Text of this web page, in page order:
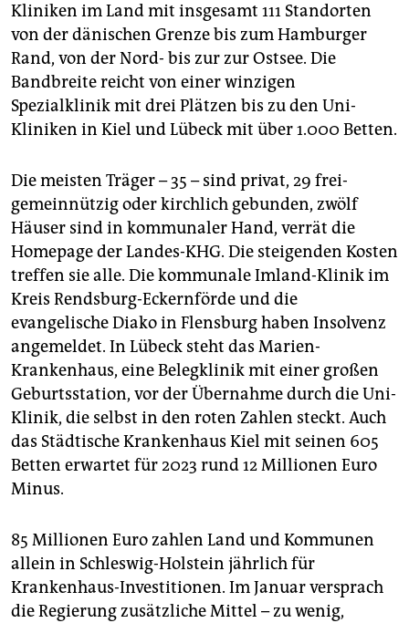
Kliniken im Land mit insgesamt 111 Standorten
von der dänischen Grenze bis zum Hamburger
Rand, von der Nord- bis zur zur Ostsee. Die
Bandbreite reicht von einer winzigen
Spezialklinik mit drei Plätzen bis zu den Uni-
Kliniken in Kiel und Lübeck mit über 1.000 Betten.
Die meisten Träger – 35 – sind privat, 29 frei-
gemeinnützig oder kirchlich gebunden, zwölf
Häuser sind in kommunaler Hand, verrät die
Homepage der Landes-KHG. Die steigenden Kosten
treffen sie alle. Die kommunale Imland-Klinik im
Kreis Rendsburg-Eckernförde und die
evangelische Diako in Flensburg haben Insolvenz
angemeldet. In Lübeck steht das Marien-
Krankenhaus, eine Belegklinik mit einer großen
Geburtsstation, vor der Übernahme durch die Uni-
Klinik, die selbst in den roten Zahlen steckt. Auch
das Städtische Krankenhaus Kiel mit seinen 605
Betten erwartet für 2023 rund 12 Millionen Euro
Minus.
85 Millionen Euro zahlen Land und Kommunen
allein in Schleswig-Holstein jährlich für
Krankenhaus-Investitionen. Im Januar versprach
die Regierung zusätzliche Mittel – zu wenig,